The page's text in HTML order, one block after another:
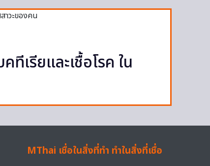
เรียและเชื้อโรค ใน
MThai เชื่อในสิ่งที่ทำ ทำในสิ่งที่เชื่อ